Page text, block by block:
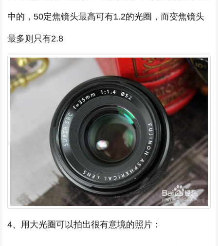
中的，50定焦镜头最高可有1.2的光圈，而变焦镜头
最多则只有2.8
4、用大光圈可以拍出很有意境的照片：